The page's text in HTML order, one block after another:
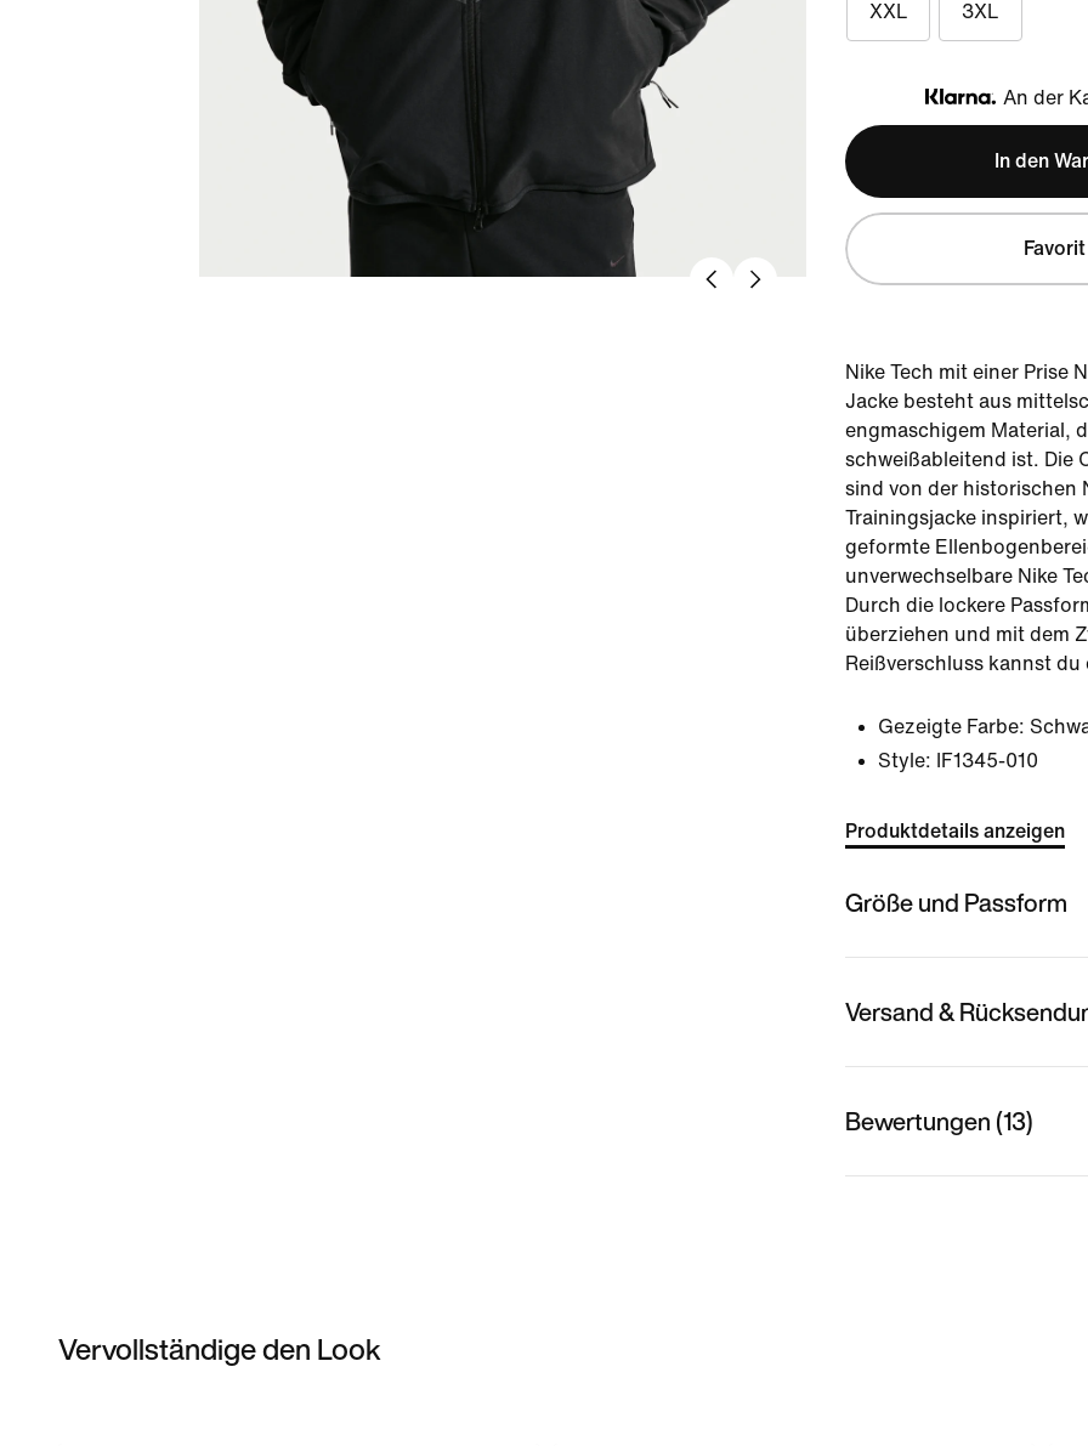
XXL 3XL
Klarna
An der
In den
Favorit
Nike Tech mit einer Prise
Jacke besteht aus
engmaschigem Material,
schweißableitend ist. Die
sind von der historischen
Trainingsjacke inspiriert,
geformte
unverwechselbare Nike
Durch die lockere
überziehen und mit dem
Reißverschluss kannst
Gezeigte Farbe:
Style:
IF1345-010
Produktdetails anzeigen
Größe und Passform
Versand &
Bewertungen (13)
Vervollständige den Look